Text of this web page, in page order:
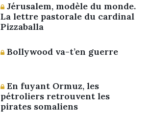
Jérusalem, modèle du monde.
La lettre pastorale du cardinal
Pizzaballa
Bollywood va-t’en guerre
En fuyant Ormuz, les
pétroliers retrouvent les
pirates somaliens